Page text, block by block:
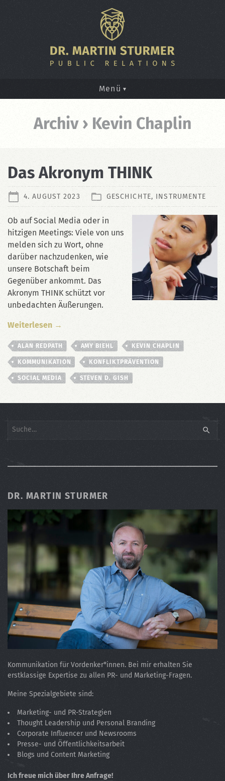
Menü
Archiv › Kevin Chaplin
Das Akronym THINK
4. AUGUST 2023 GESCHICHTE, INSTRUMENTE
Ob auf Social Media oder in
hitzigen Meetings: Viele von uns
melden sich zu Wort, ohne
darüber nachzudenken, wie
unsere Botschaft beim
Gegenüber ankommt. Das
Akronym THINK schützt vor
unbedachten Äußerungen.
Weiterlesen →
ALAN REDPATH AMY BIEHL KEVIN CHAPLIN
KOMMUNIKATION KONFLIKTPRÄVENTION
SOCIAL MEDIA STEVEN D. GISH
Search
DR. MARTIN STURMER
Kommunikation für Vordenker*innen. Bei mir erhalten Sie
erstklassige Expertise zu allen PR- und Marketing-Fragen.
Meine Spezialgebiete sind:
Marketing- und PR-Strategien
Thought Leadership und Personal Branding
Corporate Influencer und Newsrooms
Presse- und Öffentlichkeitsarbeit
Blogs und Content Marketing
Ich freue mich über Ihre Anfrage!